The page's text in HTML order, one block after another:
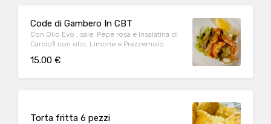
Code di Gambero In CBT
Con Olio Evo , sale, Pepe rosa e Insalatina di
Carciofi con olio, Limone e Prezzemolo
15.00 €
Torta fritta 6 pezzi